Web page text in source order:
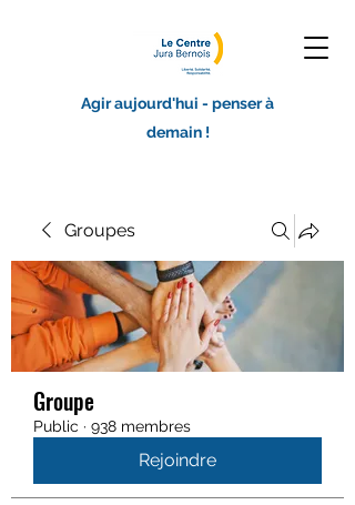
Agir aujourd'hui - penser à
demain !
Groupes
Groupe
Public · 938 membres
Rejoindre